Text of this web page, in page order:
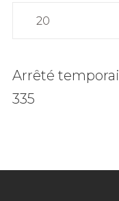
Arrêté
335